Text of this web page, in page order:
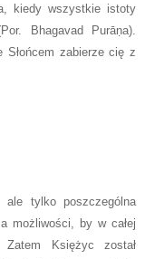
kiedy wszystkie istoty
Bhagavad Purāṇa).
Słońcem zabierze cię z
ale tylko poszczególna
możliwości, by w całej
Księżyc został